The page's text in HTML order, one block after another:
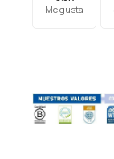
Me gusta